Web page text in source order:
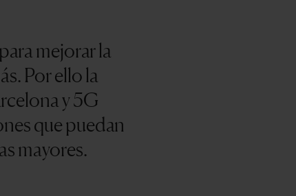
mejorar la
Por ello la
y 5G
que puedan
mayores.